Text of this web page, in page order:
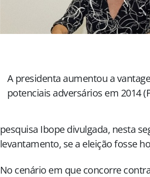
A presidenta aumentou a
potenciais adversários em 2014
pesquisa Ibope divulgada, nesta
levantamento, se a eleição fosse
No cenário em que concorre